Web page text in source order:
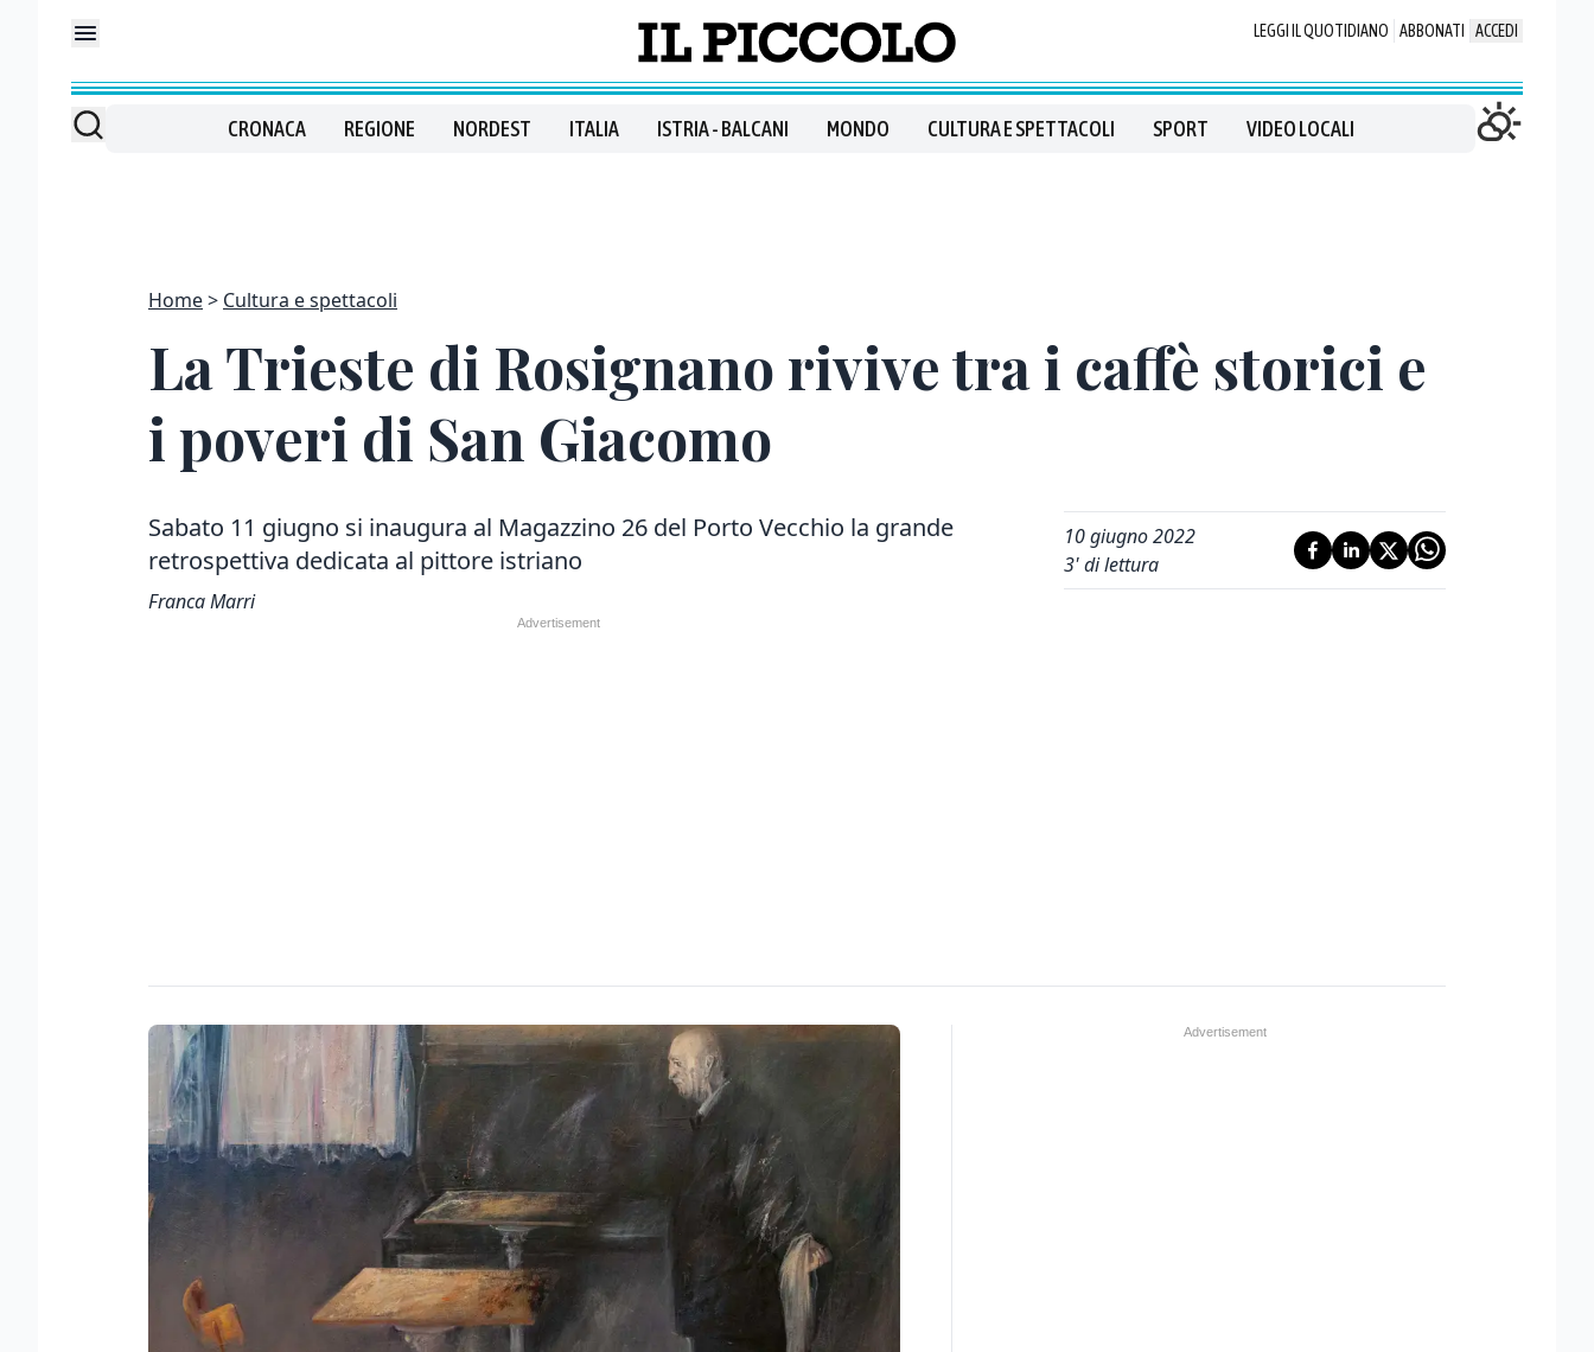
LEGGI IL QUOTIDIANO ABBONATI ACCEDI
CRONACA REGIONE NORDEST ITALIA ISTRIA - BALCANI MONDO CULTURA E SPETTACOLI SPORT VIDEO LOCALI
Home Cultura e spettacoli
La Trieste di Rosignano rivive tra i caffè storici e
i poveri di San Giacomo
Sabato 11 giugno si inaugura al Magazzino 26 del Porto Vecchio la grande
retrospettiva dedicata al pittore istriano
Franca Marri
10 giugno 2022
3' di lettura